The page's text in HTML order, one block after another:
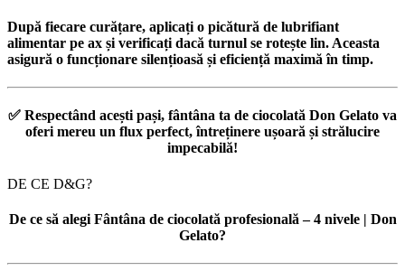
După fiecare curățare, aplicați o picătură de lubrifiant
alimentar pe ax și verificați dacă turnul se rotește lin. Aceasta
asigură o funcționare silențioasă și eficiență maximă în timp.
✅ Respectând acești pași, fântâna ta de ciocolată Don Gelato va
oferi mereu un flux perfect, întreținere ușoară și strălucire
impecabilă!
DE CE D&G?
De ce să alegi Fântâna de ciocolată profesională – 4 nivele | Don
Gelato?